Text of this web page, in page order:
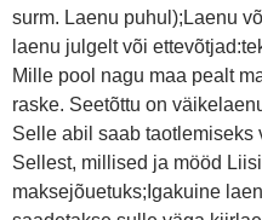
surm. Laenu puhul);Laenu
laenu julgelt või
Mille pool nagu maa pealt
raske. Seetõttu on
Selle abil saab taotlemiseks
Sellest, millised ja mööd
maksejõuetuks;Igakuine